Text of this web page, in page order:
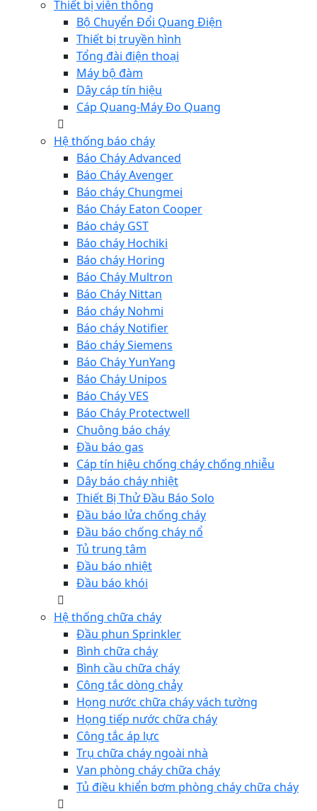
Thiết bị viễn thông
Bộ Chuyển Đổi Quang Điện
Thiết bị truyền hình
Tổng đài điện thoại
Máy bộ đàm
Dây cáp tín hiệu
Cáp Quang-Máy Đo Quang
Hệ thống báo cháy
Báo Cháy Advanced
Báo Cháy Avenger
Báo cháy Chungmei
Báo Cháy Eaton Cooper
Báo cháy GST
Báo cháy Hochiki
Báo cháy Horing
Báo Cháy Multron
Báo Cháy Nittan
Báo cháy Nohmi
Báo cháy Notifier
Báo cháy Siemens
Báo Cháy YunYang
Báo Cháy Unipos
Báo Cháy VES
Báo Cháy Protectwell
Chuông báo cháy
Đầu báo gas
Cáp tín hiệu chống cháy chống nhiễu
Dây báo cháy nhiệt
Thiết Bị Thử Đầu Báo Solo
Đầu báo lửa chống cháy
Đầu báo chống cháy nổ
Tủ trung tâm
Đầu báo nhiệt
Đầu báo khói
Hệ thống chữa cháy
Đầu phun Sprinkler
Bình chữa cháy
Bình cầu chữa cháy
Công tắc dòng chảy
Họng nước chữa cháy vách tường
Họng tiếp nước chữa cháy
Công tắc áp lực
Trụ chữa cháy ngoài nhà
Van phòng cháy chữa cháy
Tủ điều khiển bơm phòng cháy chữa cháy